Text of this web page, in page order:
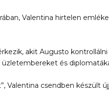
Valentina hirtelen
akit Augusto
üzletembereket és
Valentina csendben készült